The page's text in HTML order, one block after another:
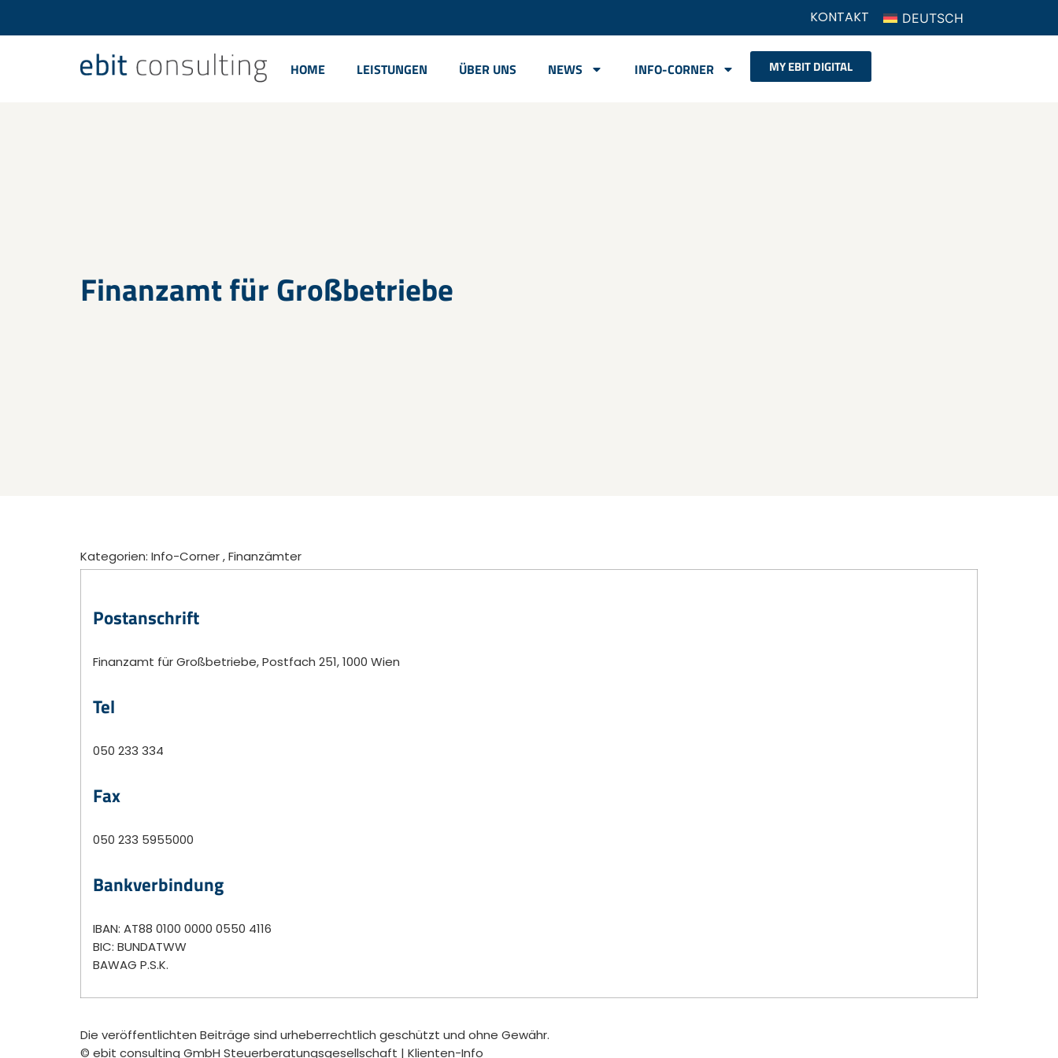
KONTAKT DEUTSCH
HOME LEISTUNGEN ÜBER UNS NEWS INFO-CORNER MY EBIT DIGITAL
Finanzamt für Großbetriebe
Kategorien: Info-Corner,Finanzämter
Postanschrift
Finanzamt für Großbetriebe, Postfach 251, 1000 Wien
Tel
050 233 334
Fax
050 233 5955000
Bankverbindung
IBAN: AT88 0100 0000 0550 4116
BIC: BUNDATWW
BAWAG P.S.K.
Die veröffentlichten Beiträge sind urheberrechtlich geschützt und ohne Gewähr.
© ebit consulting GmbH Steuerberatungsgesellschaft | Klienten-Info